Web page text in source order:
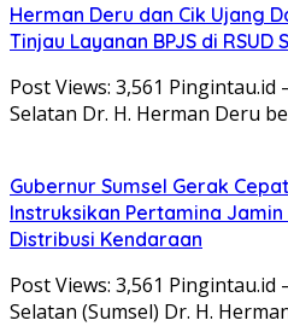
Herman Deru dan Cik Ujang
Tinjau Layanan BPJS di
Post Views: 3,561
Selatan Dr. H. Herman Deru
Gubernur Sumsel Gerak
Instruksikan Pertamina
Distribusi Kendaraan
Post Views: 3,561
Selatan (Sumsel) Dr. H.